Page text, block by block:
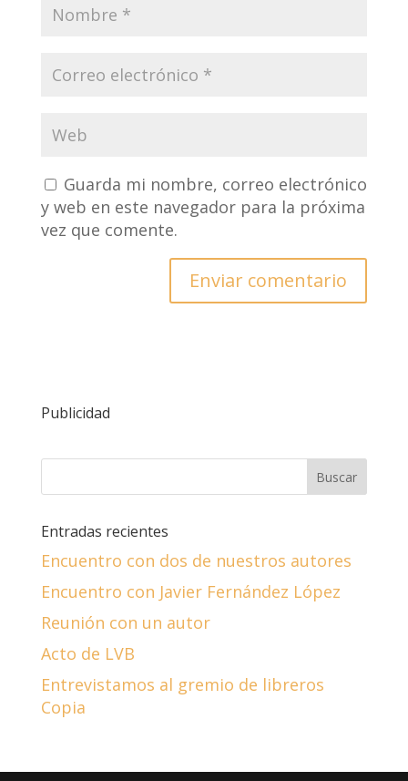
Guarda mi nombre, correo electrónico
y web en este navegador para la próxima
vez que comente.
Publicidad
Entradas recientes
Encuentro con dos de nuestros autores
Encuentro con Javier Fernández López
Reunión con un autor
Acto de LVB
Entrevistamos al gremio de libreros
Copia